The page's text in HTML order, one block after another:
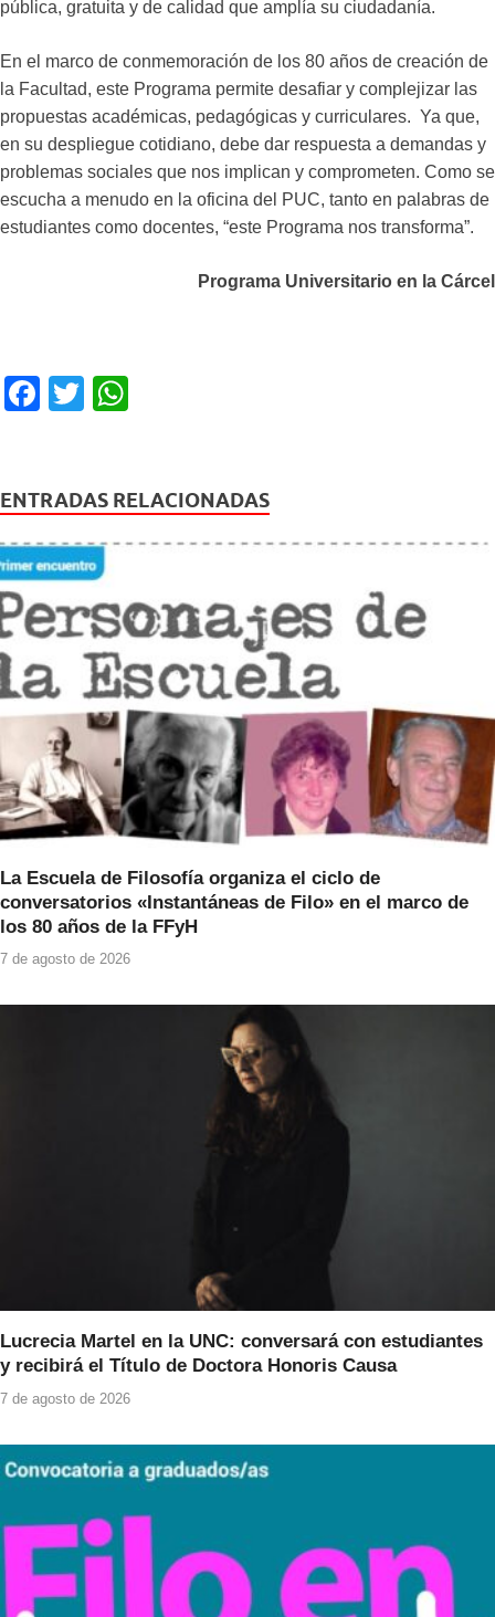
pública, gratuita y de calidad que amplía su ciudadanía.
En el marco de conmemoración de los 80 años de creación de
la Facultad, este Programa permite desafiar y complejizar las
propuestas académicas, pedagógicas y curriculares. Ya que,
en su despliegue cotidiano, debe dar respuesta a demandas y
problemas sociales que nos implican y comprometen. Como se
escucha a menudo en la oficina del PUC, tanto en palabras de
estudiantes como docentes, “este Programa nos transforma”.
Programa Universitario en la Cárcel
F
e
b
o
o
k
T
er s
A
p
ENTRADAS RELACIONADAS
La Escuela de Filosofía organiza el ciclo de
conversatorios «Instantáneas de Filo» en el marco de
los 80 años de la FFyH
7 de agosto de 2026
Lucrecia Martel en la UNC: conversará con estudiantes
y recibirá el Título de Doctora Honoris Causa
7 de agosto de 2026